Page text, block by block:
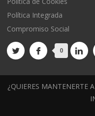
Política Integrada
Compromiso Social
0
¿QUIERES MANTENERTE